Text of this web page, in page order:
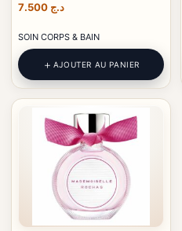
د.ج
SOIN CORPS & BAIN
AJOUTER AU PANIER